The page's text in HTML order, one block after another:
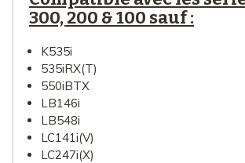
300, 200 & 100 sauf:
K535i
535iRX(T)
550iBTX
LB146i
LB548i
LC141i(V)
LC247i(X)